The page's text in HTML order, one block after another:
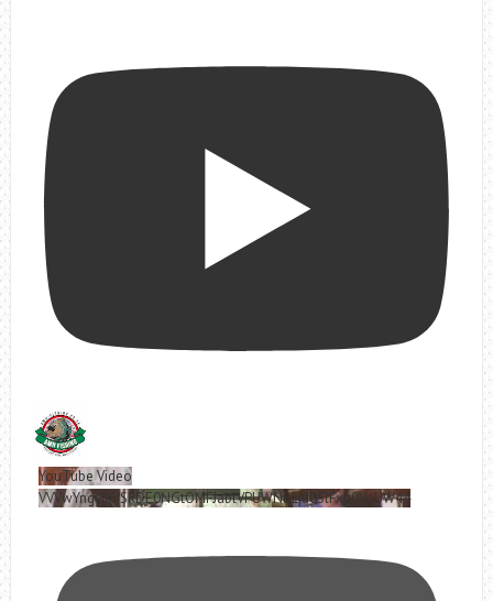
YouTube Video
VVVwYngyRjVSRDE0NGtOMFJablVPUWNBLjd0SlFxa0VoUW44